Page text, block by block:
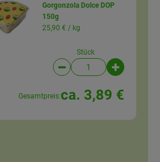
Gorgonzola Dolce DOP
150g
25,90 € / kg
Stück
Artikelanzahl
Gesamtpreis:ca. 3,89 €